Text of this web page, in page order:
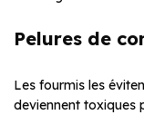
Pelures de
Les fourmis les
deviennent toxiques